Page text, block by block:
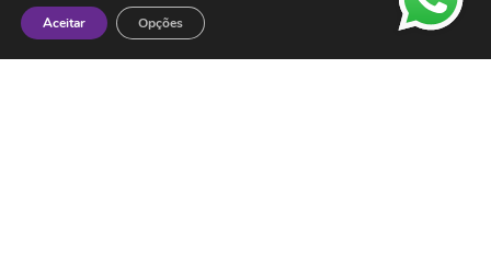
Aceitar Opções